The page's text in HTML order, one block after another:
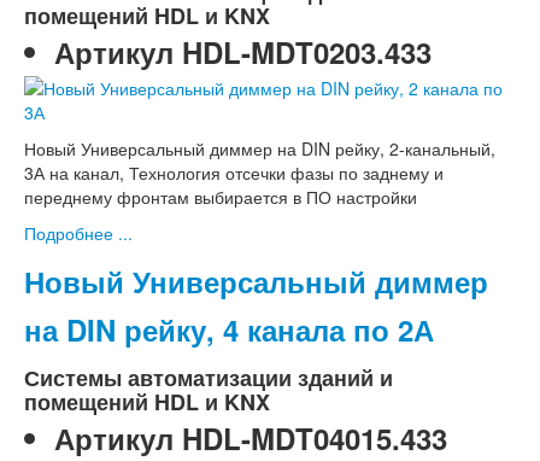
помещений HDL и KNX
Артикул HDL-MDT0203.433
Новый Универсальный диммер на DIN рейку, 2-канальный,
3А на канал, Технология отсечки фазы по заднему и
переднему фронтам выбирается в ПО настройки
Подробнее ...
Новый Универсальный диммер
на DIN рейку, 4 канала по 2А
Системы автоматизации зданий и
помещений HDL и KNX
Артикул HDL-MDT04015.433